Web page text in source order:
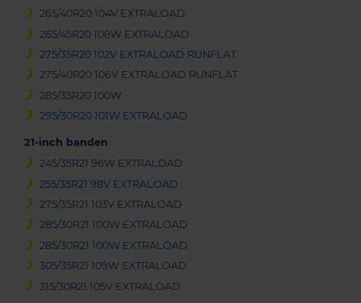
265/40R20 104V EXTRALOAD
265/45R20 108W EXTRALOAD
275/35R20 102V EXTRALOAD RUNFLAT
275/40R20 106V EXTRALOAD RUNFLAT
285/35R20 100W
295/30R20 101W EXTRALOAD
21-inch banden
245/35R21 96W EXTRALOAD
255/35R21 98V EXTRALOAD
275/35R21 103V EXTRALOAD
285/30R21 100W EXTRALOAD
285/30R21 100W EXTRALOAD
305/35R21 109W EXTRALOAD
315/30R21 105V EXTRALOAD